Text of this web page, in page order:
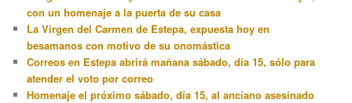
con un homenaje a la puerta de su casa
La Virgen del Carmen de Estepa, expuesta hoy en
besamanos con motivo de su onomástica
Correos en Estepa abrirá mañana sábado, día 15, sólo para
atender el voto por correo
Homenaje el próximo sábado, día 15, al anciano asesinado